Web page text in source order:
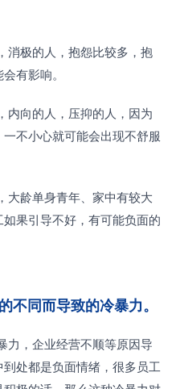
有影响。
不小心就可能会出现不舒服
果引导不好，有可能负面的
不同而导致的冷暴力。
处都是负面情绪，很多员工